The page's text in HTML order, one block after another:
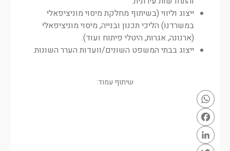
ייצוג וליווי (בשיתוף מחלקת מיסוי מוניציפאלי
במשרדנו) הליכי תכנון ובנייה, מיסוי מוניציפאלי
(ארנונה, אגרות, היטלי פיתוח ועוד).
ייצוג בבתי המשפט השונים/וועדות הערר השונות.
שיתוף עמוד: